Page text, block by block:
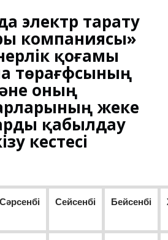
электр тарату
компаниясы»
қоғамы
төрағфсының
оның
жеке
қабылдау
кестесі
Cәрсенбі Cейсенбі Бейсенбі